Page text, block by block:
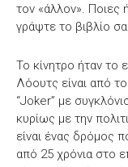
τον «άλλον». Ποιες
γράψτε το βιβλίο
Το κίνητρο ήταν το
Λόουτς είναι από
“Joker” με
κυρίως με την
είναι ένας δρόμος
από 25 χρόνια στο